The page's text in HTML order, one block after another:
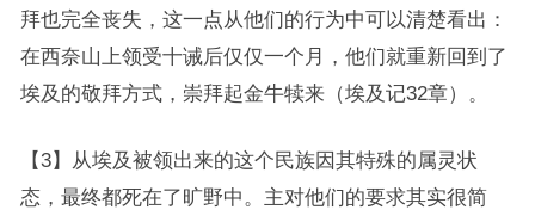
拜也完全丧失，这一点从他们的行为中可以清楚看出：
在西奈山上领受十诫后仅仅一个月，他们就重新回到了
埃及的敬拜方式，崇拜起金牛犊来（埃及记32章）。
【3】从埃及被领出来的这个民族因其特殊的属灵状
态，最终都死在了旷野中。主对他们的要求其实很简